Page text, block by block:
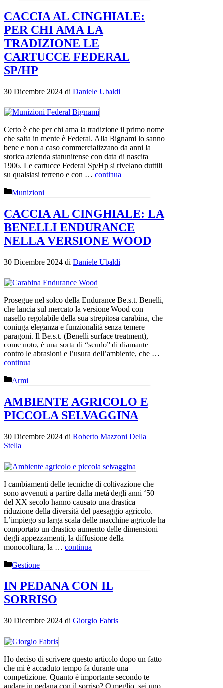
CACCIA AL CINGHIALE:
PER CHI AMA LA
TRADIZIONE LE
CARTUCCE FEDERAL
SP/HP
30 Dicembre 2024 di Daniele Ubaldi
Certo è che per chi ama la tradizione il primo nome
che salta in mente è Federal. Alla Bignami lo sanno
bene e non a caso commercializzano da anni la
storica azienda statunitense con data di nascita
1906. Le cartucce Federal Sp/Hp si rivelano duttili
su qualsiasi terreno e con … continua
Categorie
Munizioni
CACCIA AL CINGHIALE: LA
BENELLI ENDURANCE
NELLA VERSIONE WOOD
30 Dicembre 2024 di Daniele Ubaldi
Prosegue nel solco della Endurance Be.s.t. Benelli,
che lancia sul mercato la versione Wood con
nasello regolabile della sua strepitosa carabina, che
coniuga eleganza e funzionalità senza temere
paragoni. Il Be.s.t. (Benelli surface treatment),
come noto, è una sorta di “scudo” di diamante
contro le abrasioni e l’usura dell’ambiente, che …
continua
Categorie
Armi
AMBIENTE AGRICOLO E
PICCOLA SELVAGGINA
30 Dicembre 2024 di Roberto Mazzoni Della
Stella
I cambiamenti delle tecniche di coltivazione che
sono avvenuti a partire dalla metà degli anni ‘50
del XX secolo hanno causato una drastica
riduzione della diversità del paesaggio agricolo.
L’impiego su larga scala delle macchine agricole ha
comportato un drastico aumento delle dimensioni
degli appezzamenti, la diffusione della
monocoltura, la … continua
Categorie
Gestione
IN PEDANA CON IL
SORRISO
30 Dicembre 2024 di Giorgio Fabris
Ho deciso di scrivere questo articolo dopo un fatto
che mi è accaduto tempo fa durante una
competizione. Quanto è importante secondo te
andare in pedana con il sorriso? O meglio, sei uno